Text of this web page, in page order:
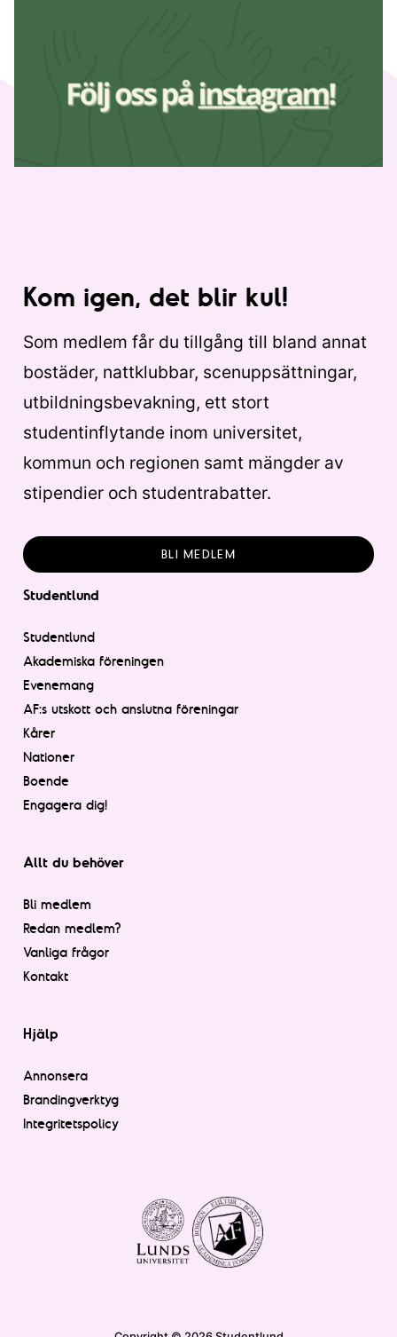
Kom igen, det blir kul!
Som medlem får du tillgång till bland annat
bostäder, nattklubbar, scenuppsättningar,
utbildningsbevakning, ett stort
studentinflytande inom universitet,
kommun och regionen samt mängder av
stipendier och studentrabatter.
BLI MEDLEM
Studentlund
Studentlund
Akademiska föreningen
Evenemang
AF:s utskott och anslutna föreningar
Kårer
Nationer
Boende
Engagera dig!
Allt du behöver
Bli medlem
Redan medlem?
Vanliga frågor
Kontakt
Hjälp
Annonsera
Brandingverktyg
Integritetspolicy